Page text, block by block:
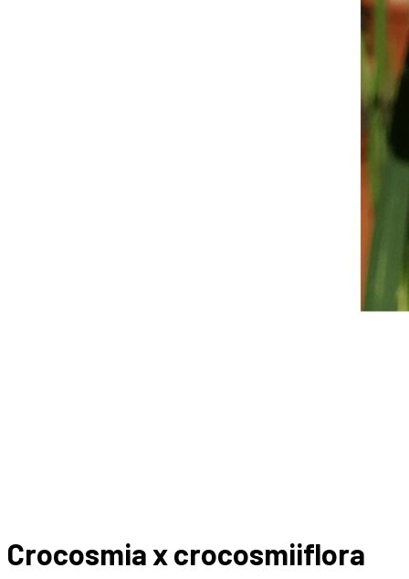
Crocosmia x crocosmiiflora